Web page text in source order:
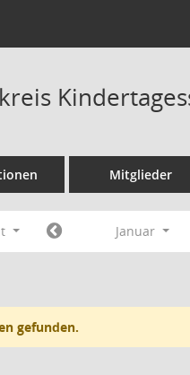
Mitglieder
Januar
gefunden.